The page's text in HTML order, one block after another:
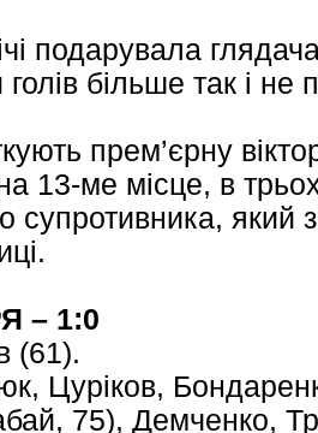
подарувала
більше так і не
прем’єрну
13-ме місце, в
супротивника, який
– 1:0
(61).
Цуріков,
75), Демченко,